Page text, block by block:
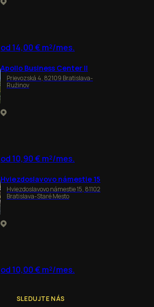
od 14,00 € m²/mes.
Apollo Business Center II
Prievozská 4, 82109 Bratislava-
Ružinov
od 10,90 € m²/mes.
Hviezdoslavovo námestie 15
Hviezdoslavovo námestie 15, 81102
Bratislava-Staré Mesto
od 10,00 € m²/mes.
SLEDUJTE NÁS